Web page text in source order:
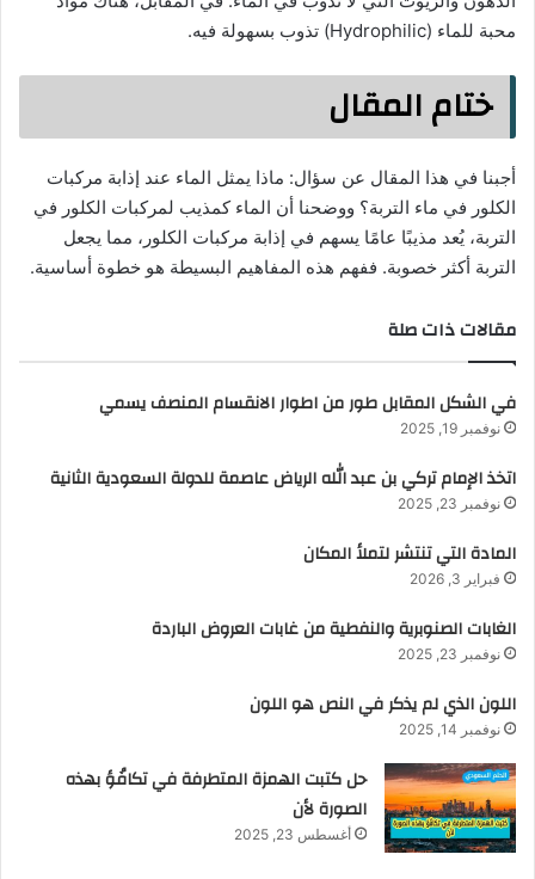
محبة للماء (Hydrophilic) تذوب بسهولة فيه.
ختام المقال
أجبنا في هذا المقال عن سؤال: ماذا يمثل الماء عند إذابة مركبات
الكلور في ماء التربة؟ ووضحنا أن الماء كمذيب لمركبات الكلور في
التربة، يُعد مذيبًا عامًا يسهم في إذابة مركبات الكلور، مما يجعل
التربة أكثر خصوبة. ففهم هذه المفاهيم البسيطة هو خطوة أساسية.
مقالات ذات صلة
في الشكل المقابل طور من اطوار الانقسام المنصف يسمي
نوفمبر 19, 2025
اتخذ الإمام تركي بن عبد الله الرياض عاصمة للدولة السعودية الثانية
نوفمبر 23, 2025
المادة التي تنتشر لتملأ المكان
فبراير 3, 2026
الغابات الصنوبرية والنفطية من غابات العروض الباردة
نوفمبر 23, 2025
اللون الذي لم يذكر في النص هو اللون
نوفمبر 14, 2025
حل كتبت الهمزة المتطرفة في تكافُؤ بهذه
الصورة لأن
أغسطس 23, 2025